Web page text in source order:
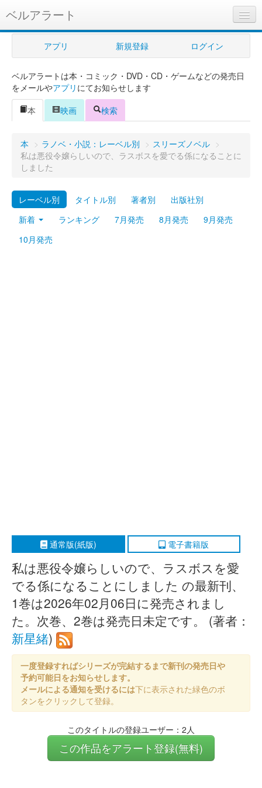
ベルアラート
ベルアラートとは
ヘルプ
新規登録
ログイン
購入管理
プレミアム
アプリ 新規登録 ログイン
ベルアラートは本・コミック・DVD・CD・ゲームなどの発売日
をメールやアプリ にてお知らせします
本
映画 検索
本 > ラノベ・小説：レーベル別 > スリーズノベル >
私は悪役令嬢らしいので、ラスボスを愛でる係になることに
しました
レーベル別 タイトル別 著者別
出版社別
新着
ランキング 7月発売 8月発売
9月発売
10月発売
通常版(紙版) 電子書籍版
私は悪役令嬢らしいので、ラスボスを愛
でる係になることにしました の最新刊、
1巻は2026年02月06日に発売されまし
た。次巻、2巻は発売日未定です。 (著者：
新星緒)
一度登録すればシリーズが完結するまで新刊の発売日や
予約可能日をお知らせします。
メールによる通知を受けるには下に表示された緑色のボ
タンをクリックして登録。
このタイトルの登録ユーザー：2人
この作品をアラート登録(無料)